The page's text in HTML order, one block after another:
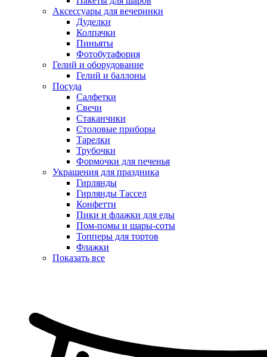
Аксессуары для вечеринки
Дуделки
Колпачки
Пиньяты
Фотобутафория
Гелий и оборудование
Гелий и баллоны
Посуда
Салфетки
Свечи
Стаканчики
Столовые приборы
Тарелки
Трубочки
Формочки для печенья
Украшения для праздника
Гирлянды
Гирлянды Тассел
Конфетти
Пики и флажки для еды
Пом-помы и шары-соты
Топперы для тортов
Флажки
Показать все